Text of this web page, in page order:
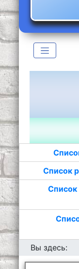
Список
Список
Вы здесь: